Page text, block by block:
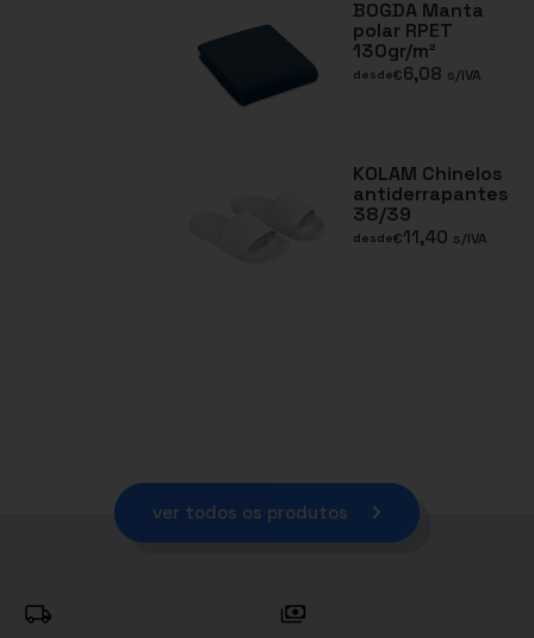
BOGDA Manta
polar RPET
130gr/m²
desde€6,08 s/IVA
KOLAM Chinelos
antiderrapantes
38/39
desde€11,40 s/IVA
ver todos os produtos